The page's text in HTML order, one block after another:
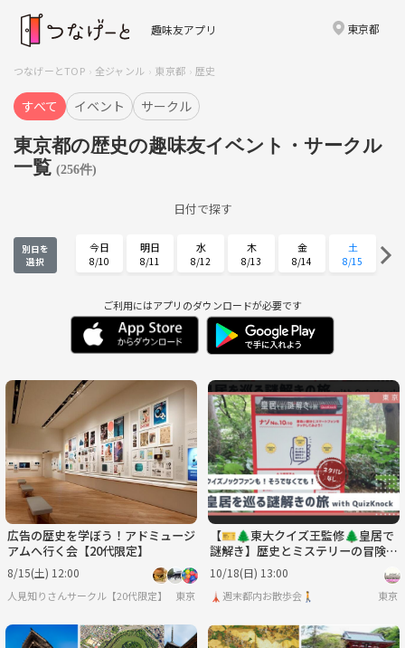
趣味友アプリ 東京都
つなげーとTOP 全ジャンル 東京都 歴史
すべて イベント サークル
東京都の歴史の趣味友イベント・サークル
一覧 (256件)
日付で探す
別日を
選択
今日
8/10
明日
8/11
水
8/12
木
8/13
金
8/14
土
8/15
8/16 8/17 8/18 8/19 8/20
土
8/22
日
8/23
火
8/25
水
8/26
8/28 8/30 8/31 9/1 9/2
木
9/3
金
9/4
土 日
9/6
月
9/7
火
9/8
ご利用にはアプリのダウンロードが必要です
広告の歴史を学ぼう！アドミュージ
アムへ行く会【20代限定】
8/15(土) 12:00
人見知りさんサークル【20代限定】 東京
【🎫🌲東大クイズ王監修🌲皇居で
謎解き】歴史とミステリーの冒険に
出かけよう！
10/18(日) 13:00
🗼週末都内お散歩会🚶 東京